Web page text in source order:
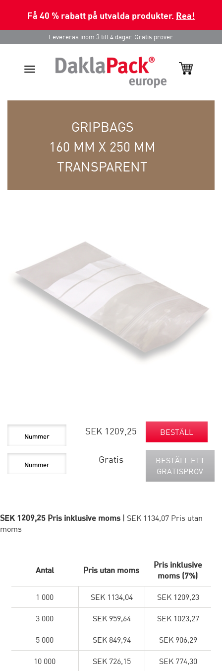
Få 40 % rabatt på utvalda produkter. Rea!
Levereras inom 3 till 4 dagar. Gratis prover.
Toggle
GRIPBAGS
160 MM X 250 MM
TRANSPARENT
SEK 1209,25 BESTÄLL
Gratis
BESTÄLL ETT
GRATISPROV
SEK 1209,25 Pris inklusive moms | SEK 1134,07 Pris utan
moms
Antal Pris utan moms
Pris inklusive
moms (7%)
1 000 SEK 1134,04 SEK 1209,23
3 000 SEK 959,64 SEK 1023,27
5 000 SEK 849,94 SEK 906,29
10 000 SEK 726,15 SEK 774,30